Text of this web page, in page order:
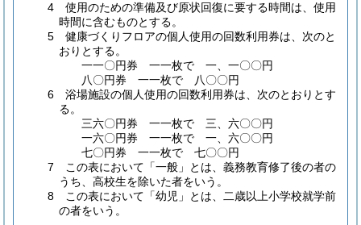
4 使用のための準備及び原状回復に要する時間は、使用
時間に含むものとする。
5 健康づくりフロアの個人使用の回数利用券は、次のと
おりとする。
一一〇円券 一一枚で 一、一〇〇円
八〇円券 一一枚で 八〇〇円
6 浴場施設の個人使用の回数利用券は、次のとおりとす
る。
三六〇円券 一一枚で 三、六〇〇円
一六〇円券 一一枚で 一、六〇〇円
七〇円券 一一枚で 七〇〇円
7 この表において「一般」とは、義務教育修了後の者の
うち、高校生を除いた者をいう。
8 この表において「幼児」とは、二歳以上小学校就学前
の者をいう。